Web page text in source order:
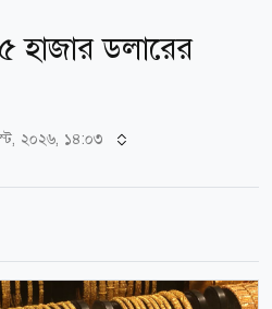
হাজার ডলারের
২০২৬, ১৪:০৩